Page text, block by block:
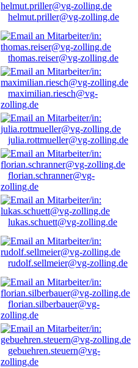
helmut.priller@vg-zolling.de
thomas.reiser@vg-zolling.de
maximilian.riesch@vg-
zolling.de
julia.rottmueller@vg-zolling.de
florian.schranner@vg-
zolling.de
lukas.schuett@vg-zolling.de
rudolf.sellmeier@vg-zolling.de
florian.silberbauer@vg-
zolling.de
gebuehren.steuern@vg-
zolling.de